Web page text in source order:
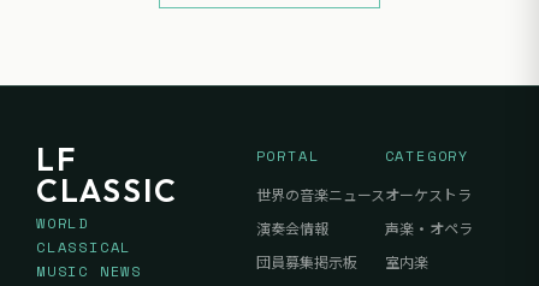
LF
CLASSIC
WORLD
CLASSICAL
MUSIC NEWS
PORTAL
世界の音楽ニュース
演奏会情報
団員募集掲示板
CATEGORY
オーケストラ
声楽・オペラ
室内楽